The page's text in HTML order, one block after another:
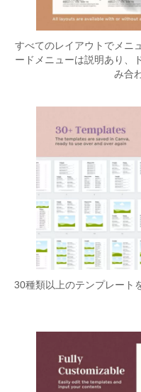
すべてのレイアウトでメニ
ードメニューは説明あり、
み合
30種類以上のテンプレート